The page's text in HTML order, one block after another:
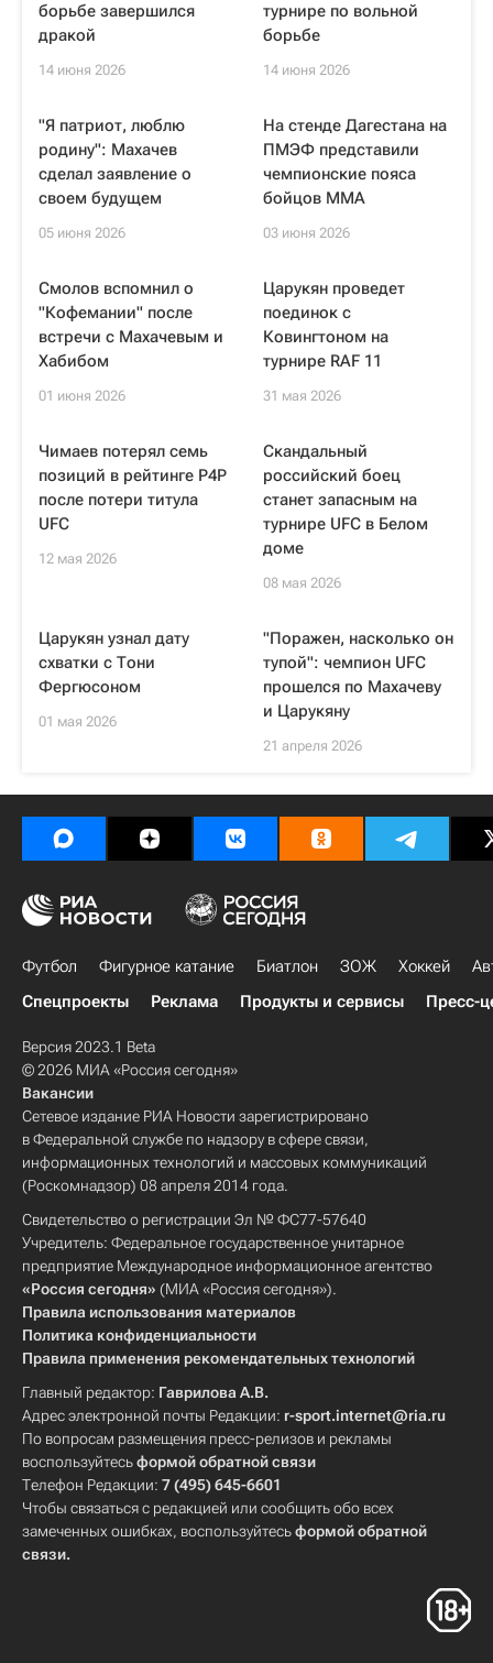
борьбе завершился
дракой
14 июня 2026
турнире по вольной
борьбе
14 июня 2026
"Я патриот, люблю
родину": Махачев
сделал заявление о
своем будущем
05 июня 2026
На стенде Дагестана на
ПМЭФ представили
чемпионские пояса
бойцов ММА
03 июня 2026
Смолов вспомнил о
"Кофемании" после
встречи с Махачевым и
Хабибом
01 июня 2026
Царукян проведет
поединок с
Ковингтоном на
турнире RAF 11
31 мая 2026
Чимаев потерял семь
позиций в рейтинге P4P
после потери титула
UFC
12 мая 2026
Скандальный
российский боец
станет запасным на
турнире UFC в Белом
доме
08 мая 2026
Царукян узнал дату
схватки с Тони
Фергюсоном
01 мая 2026
"Поражен, насколько он
тупой": чемпион UFC
прошелся по Махачеву
и Царукяну
21 апреля 2026
Футбол Фигурное катание Биатлон ЗОЖ Хоккей
Спецпроекты
Реклама Продукты и сервисы Пресс-
Версия 2023.1 Beta
© 2026 МИА «Россия сегодня»
Вакансии
Сетевое издание РИА Новости зарегистрировано
в Федеральной службе по надзору в сфере связи,
информационных технологий и массовых коммуникаций
(Роскомнадзор) 08 апреля 2014 года.
Свидетельство о регистрации Эл № ФС77-57640
Учредитель: Федеральное государственное унитарное
предприятие Международное информационное агентство
«Россия сегодня» (МИА «Россия сегодня»).
Правила использования материалов
Политика конфиденциальности
Правила применения рекомендательных технологий
Главный редактор: Гаврилова А.В.
Адрес электронной почты Редакции: r-sport.internet@ria.ru
По вопросам размещения пресс-релизов и рекламы
воспользуйтесьформой обратной связи
Телефон Редакции: 7 (495) 645-6601
Чтобы связаться с редакцией или сообщить обо всех
замеченных ошибках, воспользуйтесьформой обратной
связи.